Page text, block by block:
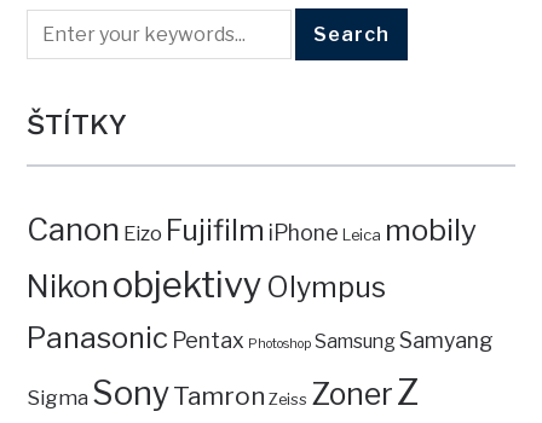
ŠTÍTKY
Canon Eizo Fujifilm iPhone Leica mobily
Nikon objektivy Olympus
Panasonic Pentax Photoshop SamsungSamyang
Sigma SonyTamron Zeiss ZonerZ